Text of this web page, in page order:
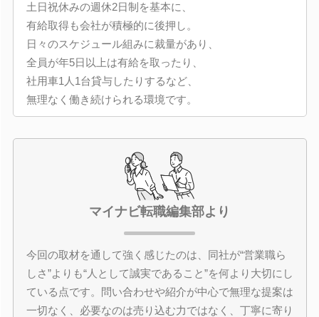
土日祝休みの週休2日制を基本に、
有給取得も会社が積極的に後押し。
日々のスケジュール組みに裁量があり、
全員が年5日以上は有給を取ったり、
社用車1人1台貸与したりするなど、
無理なく働き続けられる環境です。
マイナビ転職編集部より
今回の取材を通して強く感じたのは、同社が“営業職ら
しさ”よりも“人として誠実であること”を何より大切にし
ている点です。問い合わせや紹介が中心で無理な提案は
一切なく、必要なのは売り込む力ではなく、丁寧に寄り